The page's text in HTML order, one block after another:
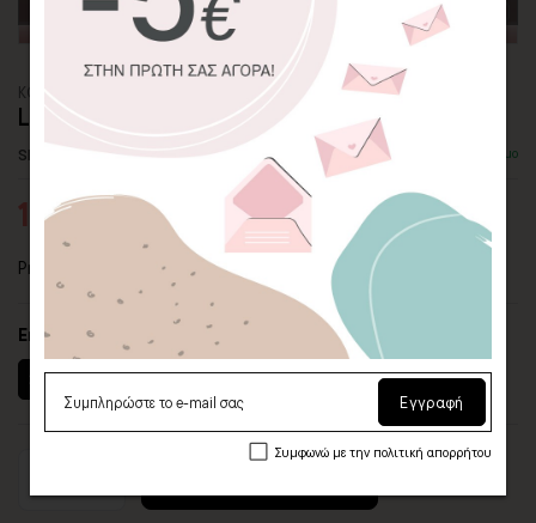
ΚΟΥΠΑ
LOVE CHAT
SKU: MG-51 Διαθέσιμο
10,20€ 12,00€
Premium κεραμική κούπα με pop art θέμα.
Επιλογή μεγέθους
330 ml (11oz) 450 ml (15oz)
Εγγραφή
Συμφωνώ με την πολιτική απορρήτου